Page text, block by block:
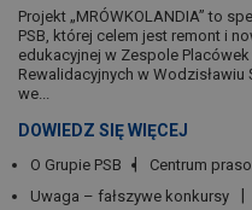
Projekt „MRÓWKOLANDIA” to
PSB, której celem jest remont i
edukacyjnej w Zespole
Rewalidacyjnych w
we...
DOWIEDZ SIĘ WIĘCEJ
O Grupie PSB Centrum
Uwaga – fałszywe konkursy